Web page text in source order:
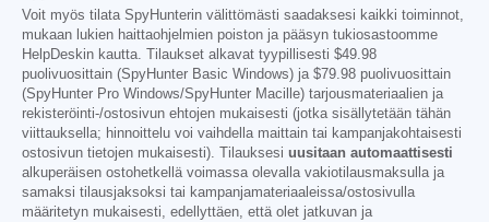
Voit myös tilata SpyHunterin välittömästi saadaksesi kaikki toiminnot,
mukaan lukien haittaohjelmien poiston ja pääsyn tukiosastoomme
HelpDeskin kautta. Tilaukset alkavat tyypillisesti $49.98
puolivuosittain (SpyHunter Basic Windows) ja $79.98 puolivuosittain
(SpyHunter Pro Windows/SpyHunter Macille) tarjousmateriaalien ja
rekisteröinti-/ostosivun ehtojen mukaisesti (jotka sisällytetään tähän
viittauksella; hinnoittelu voi vaihdella maittain tai kampanjakohtaisesti
ostosivun tietojen mukaisesti). Tilauksesi uusitaan automaattisesti
alkuperäisen ostohetkellä voimassa olevalla vakiotilausmaksulla ja
samaksi tilausjaksoksi tai kampanjamateriaaleissa/ostosivulla
määritetyn mukaisesti, edellyttäen, että olet jatkuvan ja